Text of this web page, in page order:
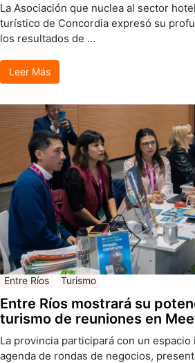
La Asociación que nuclea al sector
turístico de Concordia expresó su
los resultados de …
Leer Más
Entre Ríos Turismo
Entre Ríos mostrará su
turismo de reuniones en
La provincia participará con un
agenda de rondas de negocios,